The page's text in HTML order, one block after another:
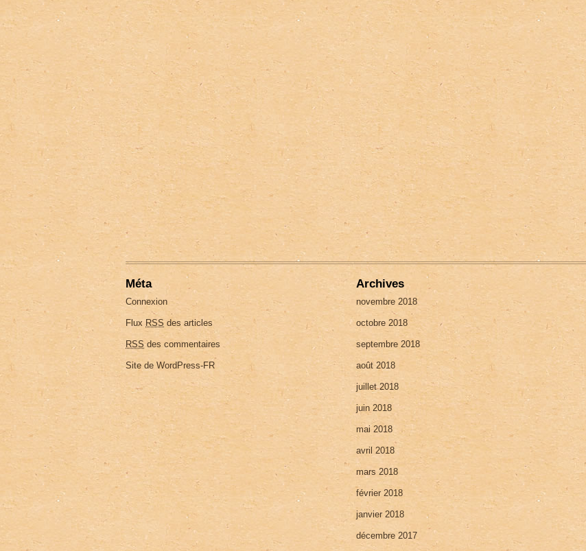
Méta
Connexion
Flux RSS des articles
RSSdes commentaires
Site de WordPress-FR
Archives
novembre 2018
octobre 2018
septembre 2018
août 2018
juillet 2018
juin 2018
mai 2018
avril 2018
mars 2018
février 2018
janvier 2018
décembre 2017